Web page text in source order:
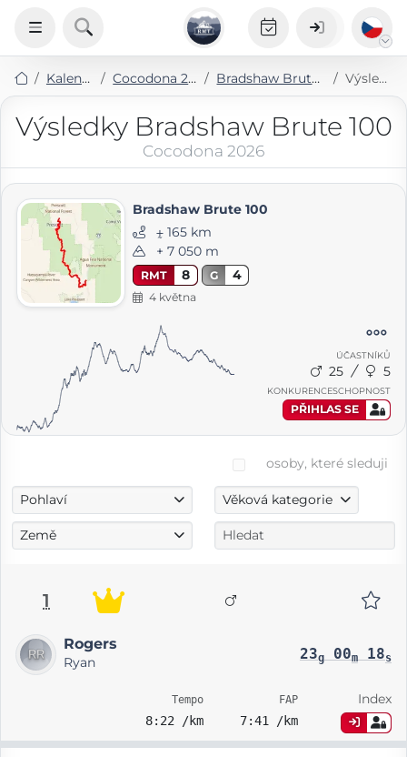
Kalendář Cocodona 2026 Bradshaw Brute 100 Výsledky
Výsledky Bradshaw Brute 100
Cocodona 2026
Bradshaw Brute 100
⨦ 165 km
+ 7 050 m
RMT 8 G 4
4 května
ÚČASTNÍKŮ
25 5
KONKURENCESCHOPNOST
PŘIHLAS SE
osoby, které sleduji
Pohlaví Věková kategorie
Země
1
Rogers
Ryan 23g00m18s
Tempo
8:22 /km
FAP
7:41 /km
Index